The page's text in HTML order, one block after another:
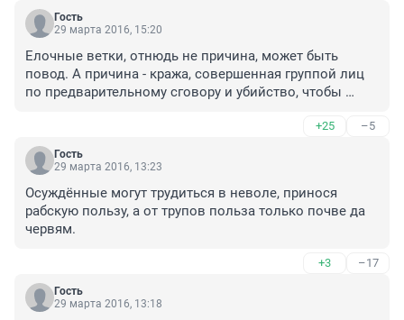
Гость
29 марта 2016, 15:20
Елочные ветки, отнюдь не причина, может быть
повод. А причина - кража, совершенная группой лиц
по предварительному сговору и убийство, чтобы
соответствующие. По-моему даже мало дали. Надо
было пожизненное.
+25 –5
Гость
29 марта 2016, 13:23
Осуждённые могут трудиться в неволе, принося
рабскую пользу, а от трупов польза только почве да
червям.
+3 –17
Гость
29 марта 2016, 13:18